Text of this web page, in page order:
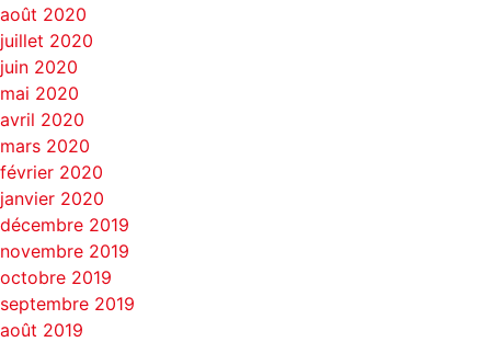
août 2020
juillet 2020
juin 2020
mai 2020
avril 2020
mars 2020
février 2020
janvier 2020
décembre 2019
novembre 2019
octobre 2019
septembre 2019
août 2019